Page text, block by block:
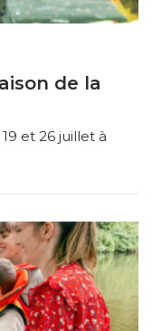
de la
et 26 juillet à